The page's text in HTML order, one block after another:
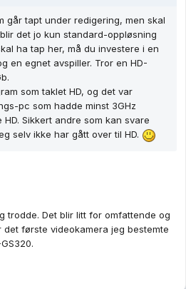
går tapt under redigering, men skal
det jo kun standard-oppløsning
ha tap her, må du investere i en
en egnet avspiller. Tror en HD-
som taklet HD, og det var
pc som hadde minst 3GHz
Sikkert andre som kan svare
selv ikke har gått over til HD.
trodde. Det blir litt for omfattende og
det første videokamera jeg bestemte